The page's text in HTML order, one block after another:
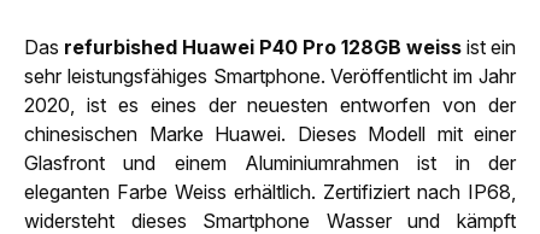
Das refurbished Huawei P40 Pro 128GB weiss ist ein
sehr leistungsfähiges Smartphone. Veröffentlicht im Jahr
2020, ist es eines der neuesten entworfen von der
chinesischen Marke Huawei. Dieses Modell mit einer
Glasfront und einem Aluminiumrahmen ist in der
eleganten Farbe Weiss erhältlich. Zertifiziert nach IP68,
widersteht dieses Smartphone Wasser und kämpft